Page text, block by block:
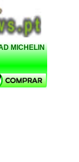
MICHELIN